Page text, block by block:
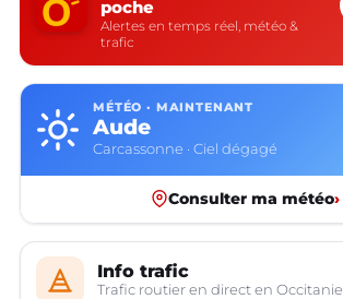
poche
Alertes en temps réel, météo &
trafic
MÉTÉO · MAINTENANT
Aude
Carcassonne · Ciel dégagé
Consulter ma météo›
Info trafic
Trafic routier en direct en Occitanie